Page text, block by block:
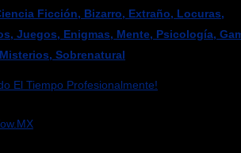
Ficción, Bizarro, Extraño, Locuras,
Juegos, Enigmas, Mente, Psicología,
Sobrenatural